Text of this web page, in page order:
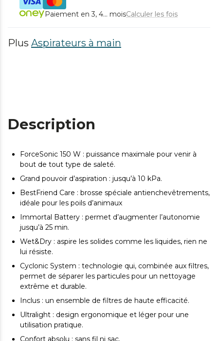
Paiement en 3, 4... moisCalculer les fois
Plus Aspirateurs à main
Description
ForceSonic 150 W : puissance maximale pour venir à
bout de tout type de saleté.
Grand pouvoir d’aspiration : jusqu’à 10 kPa.
BestFriend Care : brosse spéciale antienchevêtrements,
idéale pour les poils d’animaux
Immortal Battery : permet d’augmenter l’autonomie
jusqu’à 25 min.
Wet&Dry : aspire les solides comme les liquides, rien ne
lui résiste.
Cyclonic System : technologie qui, combinée aux filtres,
permet de séparer les particules pour un nettoyage
extrême et durable.
Inclus : un ensemble de filtres de haute efficacité.
Ultralight : design ergonomique et léger pour une
utilisation pratique.
Confort absolu : sans fil ni sac.